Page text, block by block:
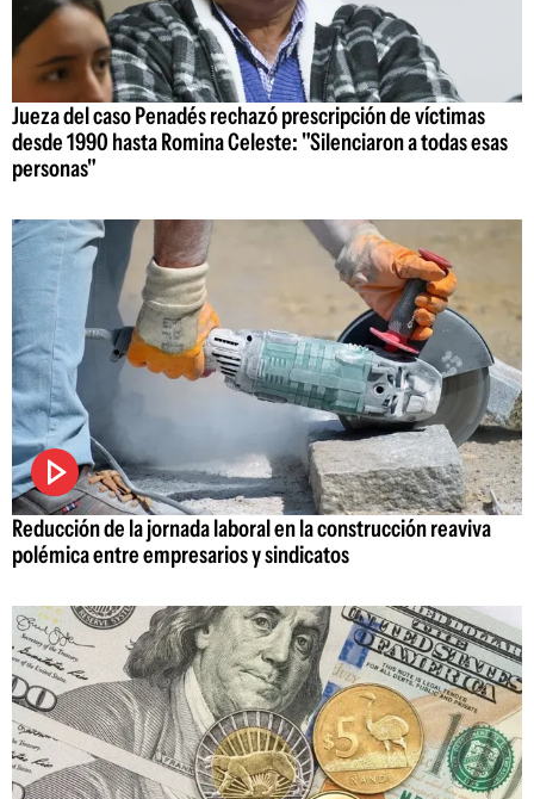
Jueza del caso Penadés rechazó prescripción de víctimas
desde 1990 hasta Romina Celeste: "Silenciaron a todas esas
personas"
Reducción de la jornada laboral en la construcción reaviva
polémica entre empresarios y sindicatos